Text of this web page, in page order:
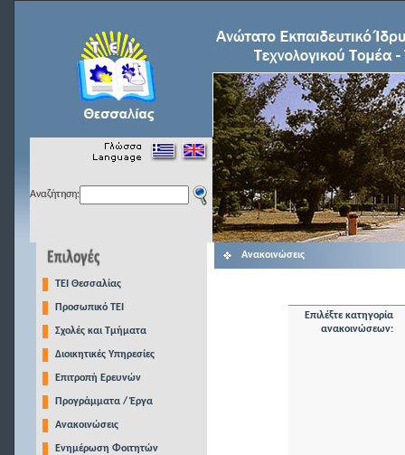
Αναζήτηση:
TEI Θεσσαλίας
Προσωπικό ΤΕΙ
Σχολές και Τμήματα
Διοικητικές Υπηρεσίες
Επιτροπή Ερευνών
Προγράμματα / Έργα
Ανακοινώσεις
Ενημέρωση Φοιτητών
Ανακοινώσεις
Επιλέξτε κατηγορία
ανακοινώσεων: